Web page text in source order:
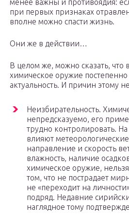
менее важны и противоядия:
при первых признаках
вполне можно спасти жизнь.
Они же в действии…
В целом же, можно сказать, что
химическое оружие постепенно
актуальность. И причин этому
Неизбирательность.
непредсказуемо, его
трудно контролировать. На
влияют
направление и скорость
влажность, наличие
химическое оружие,
том, что не пострадает
не «переходит на
подряд. Недавние
наглядное тому